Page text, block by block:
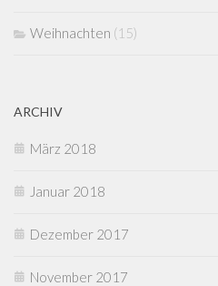
Weihnachten (15)
ARCHIV
März 2018
Januar 2018
Dezember 2017
November 2017